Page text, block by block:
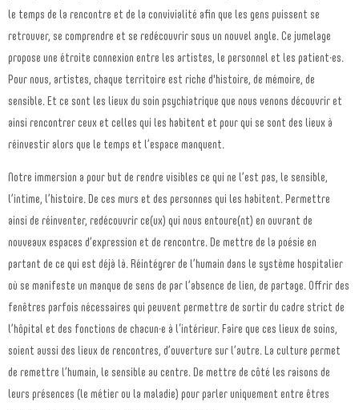
le temps de la rencontre et de la convivialité afin que les gens puissent se
retrouver, se comprendre et se redécouvrir sous un nouvel angle. Ce jumelage
propose une étroite connexion entre les artistes, le personnel et les patient·es.
Pour nous, artistes, chaque territoire est riche d'histoire, de mémoire, de
sensible. Et ce sont les lieux du soin psychiatrique que nous venons découvrir et
ainsi rencontrer ceux et celles qui les habitent et pour qui se sont des lieux à
réinvestir alors que le temps et l’espace manquent.
Notre immersion a pour but de rendre visibles ce qui ne l’est pas, le sensible,
l’intime, l’histoire. De ces murs et des personnes qui les habitent. Permettre
ainsi de réinventer, redécouvrir ce(ux) qui nous entoure(nt) en ouvrant de
nouveaux espaces d’expression et de rencontre. De mettre de la poésie en
partant de ce qui est déjà là. Réintégrer de l’humain dans le système hospitalier
où se manifeste un manque de sens de par l’absence de lien, de partage. Offrir des
fenêtres parfois nécessaires qui peuvent permettre de sortir du cadre strict de
l’hôpital et des fonctions de chacun·e à l‘intérieur. Faire que ces lieux de soins,
soient aussi des lieux de rencontres, d’ouverture sur l’autre. La culture permet
de remettre l’humain, le sensible au centre. De mettre de côté les raisons de
leurs présences (le métier ou la maladie) pour parler uniquement entre êtres